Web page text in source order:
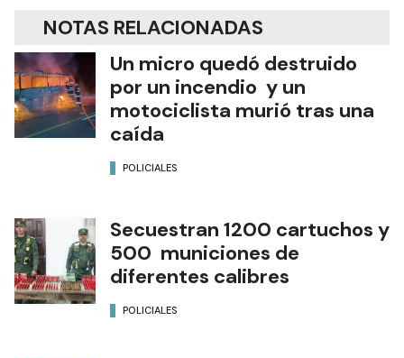
NOTAS RELACIONADAS
Un micro quedó destruido
por un incendio y un
motociclista murió tras una
caída
POLICIALES
Secuestran 1200 cartuchos y
500 municiones de
diferentes calibres
POLICIALES